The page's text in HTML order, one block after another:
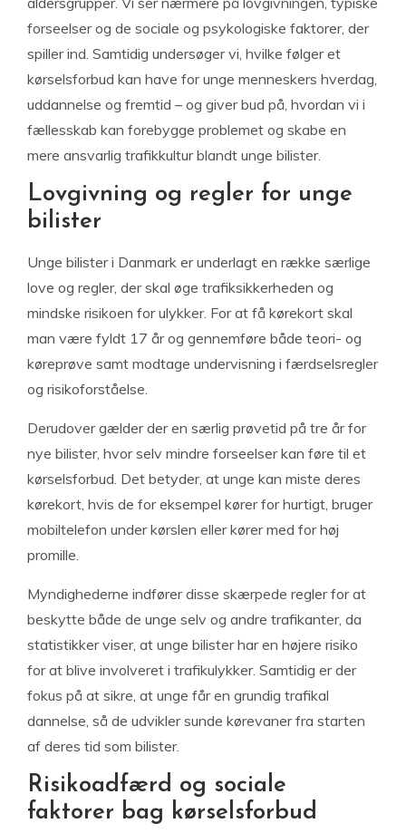
forseelser og de sociale og psykologiske faktorer, der
spiller ind. Samtidig undersøger vi, hvilke følger et
kørselsforbud kan have for unge menneskers hverdag,
uddannelse og fremtid – og giver bud på, hvordan vi i
fællesskab kan forebygge problemet og skabe en
mere ansvarlig trafikkultur blandt unge bilister.
Lovgivning og regler for unge
bilister
Unge bilister i Danmark er underlagt en række særlige
love og regler, der skal øge trafiksikkerheden og
mindske risikoen for ulykker. For at få kørekort skal
man være fyldt 17 år og gennemføre både teori- og
køreprøve samt modtage undervisning i færdselsregler
og risikoforståelse.
Derudover gælder der en særlig prøvetid på tre år for
nye bilister, hvor selv mindre forseelser kan føre til et
kørselsforbud. Det betyder, at unge kan miste deres
kørekort, hvis de for eksempel kører for hurtigt, bruger
mobiltelefon under kørslen eller kører med for høj
promille.
Myndighederne indfører disse skærpede regler for at
beskytte både de unge selv og andre trafikanter, da
statistikker viser, at unge bilister har en højere risiko
for at blive involveret i trafikulykker. Samtidig er der
fokus på at sikre, at unge får en grundig trafikal
dannelse, så de udvikler sunde kørevaner fra starten
af deres tid som bilister.
Risikoadfærd og sociale
faktorer bag kørselsforbud